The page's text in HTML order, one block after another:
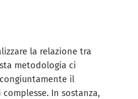
la relazione tra
metodologia ci
il
In sostanza,